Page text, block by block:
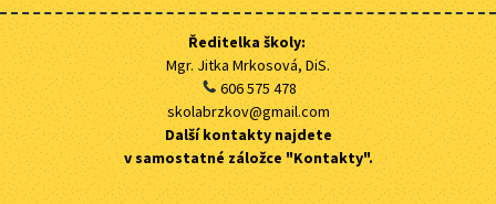
Ředitelka školy:
Mgr. Jitka Mrkosová, DiS.
606 575 478
skolabrzkov@gmail.com
Další kontakty najdete
v samostatné záložce "Kontakty".